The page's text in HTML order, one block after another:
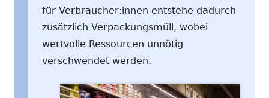
für Verbraucher:innen entstehe dadurch
zusätzlich Verpackungsmüll, wobei
wertvolle Ressourcen unnötig
verschwendet werden.